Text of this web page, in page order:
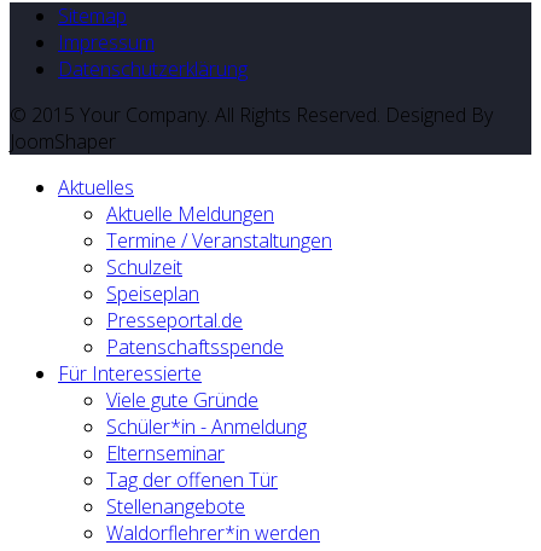
Sitemap
Impressum
Datenschutzerklärung
© 2015 Your Company. All Rights Reserved. Designed By
JoomShaper
Aktuelles
Aktuelle Meldungen
Termine / Veranstaltungen
Schulzeit
Speiseplan
Presseportal.de
Patenschaftsspende
Für Interessierte
Viele gute Gründe
Schüler*in - Anmeldung
Elternseminar
Tag der offenen Tür
Stellenangebote
Waldorflehrer*in werden